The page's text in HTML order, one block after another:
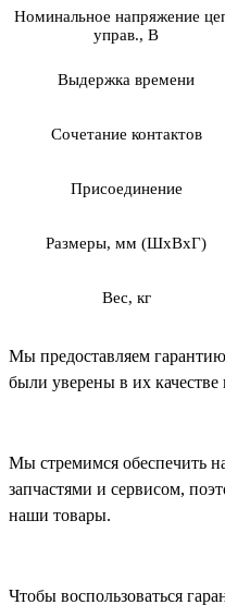
Номинальное напряжение
управ., В
Выдержка времени
Сочетание контактов
Присоединение
Размеры, мм (ШхВхГ)
Вес, кг
Мы предоставляем
были уверены в их качестве
Мы стремимся обеспечить
запчастями и сервисом,
наши товары.
Чтобы воспользоваться